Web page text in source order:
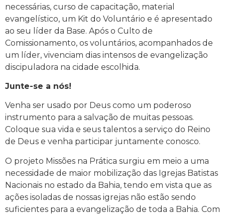
necessárias, curso de capacitação, material
evangelístico, um Kit do Voluntário e é apresentado
ao seu líder da Base. Após o Culto de
Comissionamento, os voluntários, acompanhados de
um líder, vivenciam dias intensos de evangelização
discipuladora na cidade escolhida.
Junte-se a nós!
Venha ser usado por Deus como um poderoso
instrumento para a salvação de muitas pessoas.
Coloque sua vida e seus talentos a serviço do Reino
de Deus e venha participar juntamente conosco.
O projeto Missões na Prática surgiu em meio a uma
necessidade de maior mobilização das Igrejas Batistas
Nacionais no estado da Bahia, tendo em vista que as
ações isoladas de nossas igrejas não estão sendo
suficientes para a evangelização de toda a Bahia. Com